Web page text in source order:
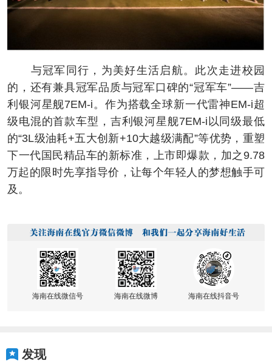
与冠军同行，为美好生活启航。此次走进校园
的，还有兼具冠军品质与冠军口碑的“冠军车”——吉
利银河星舰7EM-i。作为搭载全球新一代雷神EM-i超
级电混的首款车型，吉利银河星舰7EM-i以同级最低
的“3L级油耗+五大创新+10大越级满配”等优势，重塑
下一代国民精品车的新标准，上市即爆款，加之9.78
万起的限时先享指导价，让每个年轻人的梦想触手可
及。
海南在线微信号 海南在线微博 海南在线抖音号
发现